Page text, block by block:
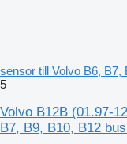
sensor till Volvo B6, B7,
5
Volvo B12B (01.97-
B7, B9, B10, B12